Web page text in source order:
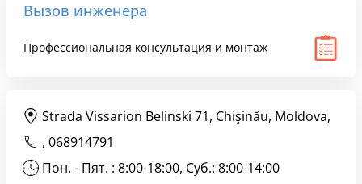
Вызов инженера
Профессиональная консультация и монтаж
Strada Vissarion Belinski 71, Chişinău, Moldova,
, 068914791
Пон. - Пят. : 8:00-18:00, Суб.: 8:00-14:00